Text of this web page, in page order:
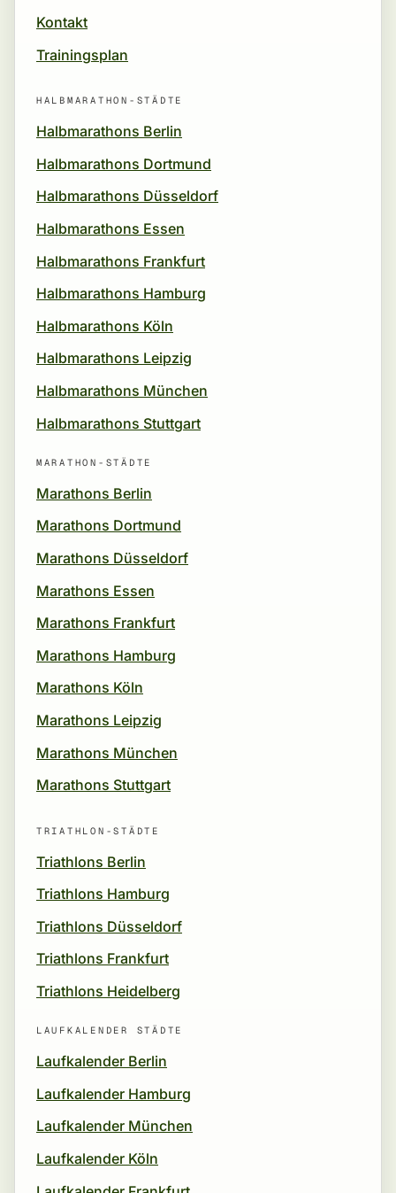
Kontakt
Trainingsplan
HALBMARATHON-STÄDTE
Halbmarathons Berlin
Halbmarathons Dortmund
Halbmarathons Düsseldorf
Halbmarathons Essen
Halbmarathons Frankfurt
Halbmarathons Hamburg
Halbmarathons Köln
Halbmarathons Leipzig
Halbmarathons München
Halbmarathons Stuttgart
MARATHON-STÄDTE
Marathons Berlin
Marathons Dortmund
Marathons Düsseldorf
Marathons Essen
Marathons Frankfurt
Marathons Hamburg
Marathons Köln
Marathons Leipzig
Marathons München
Marathons Stuttgart
TRIATHLON-STÄDTE
Triathlons Berlin
Triathlons Hamburg
Triathlons Düsseldorf
Triathlons Frankfurt
Triathlons Heidelberg
LAUFKALENDER STÄDTE
Laufkalender Berlin
Laufkalender Hamburg
Laufkalender München
Laufkalender Köln